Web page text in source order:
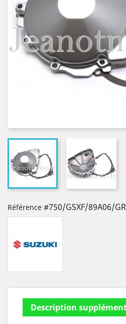
Référence #750/GSXF/89A06/
Description